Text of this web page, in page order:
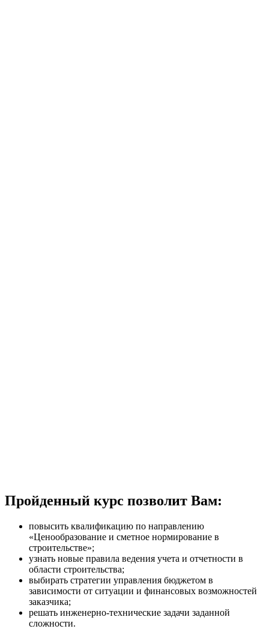
Пройденный курс позволит Вам:
повысить квалификацию по направлению
«Ценообразование и сметное нормирование в
строительстве»;
узнать новые правила ведения учета и отчетности в
области строительства;
выбирать стратегии управления бюджетом в
зависимости от ситуации и финансовых возможностей
заказчика;
решать инженерно-технические задачи заданной
сложности.